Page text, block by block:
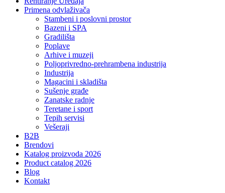
Primena odvlaživača
Stambeni i poslovni prostor
Bazeni i SPA
Gradilišta
Poplave
Arhive i muzeji
Poljoprivredno-prehrambena industrija
Industrija
Magacini i skladišta
Sušenje građe
Zanatske radnje
Teretane i sport
Tepih servisi
Vešeraji
B2B
Brendovi
Katalog proizvoda 2026
Product catalog 2026
Blog
Kontakt